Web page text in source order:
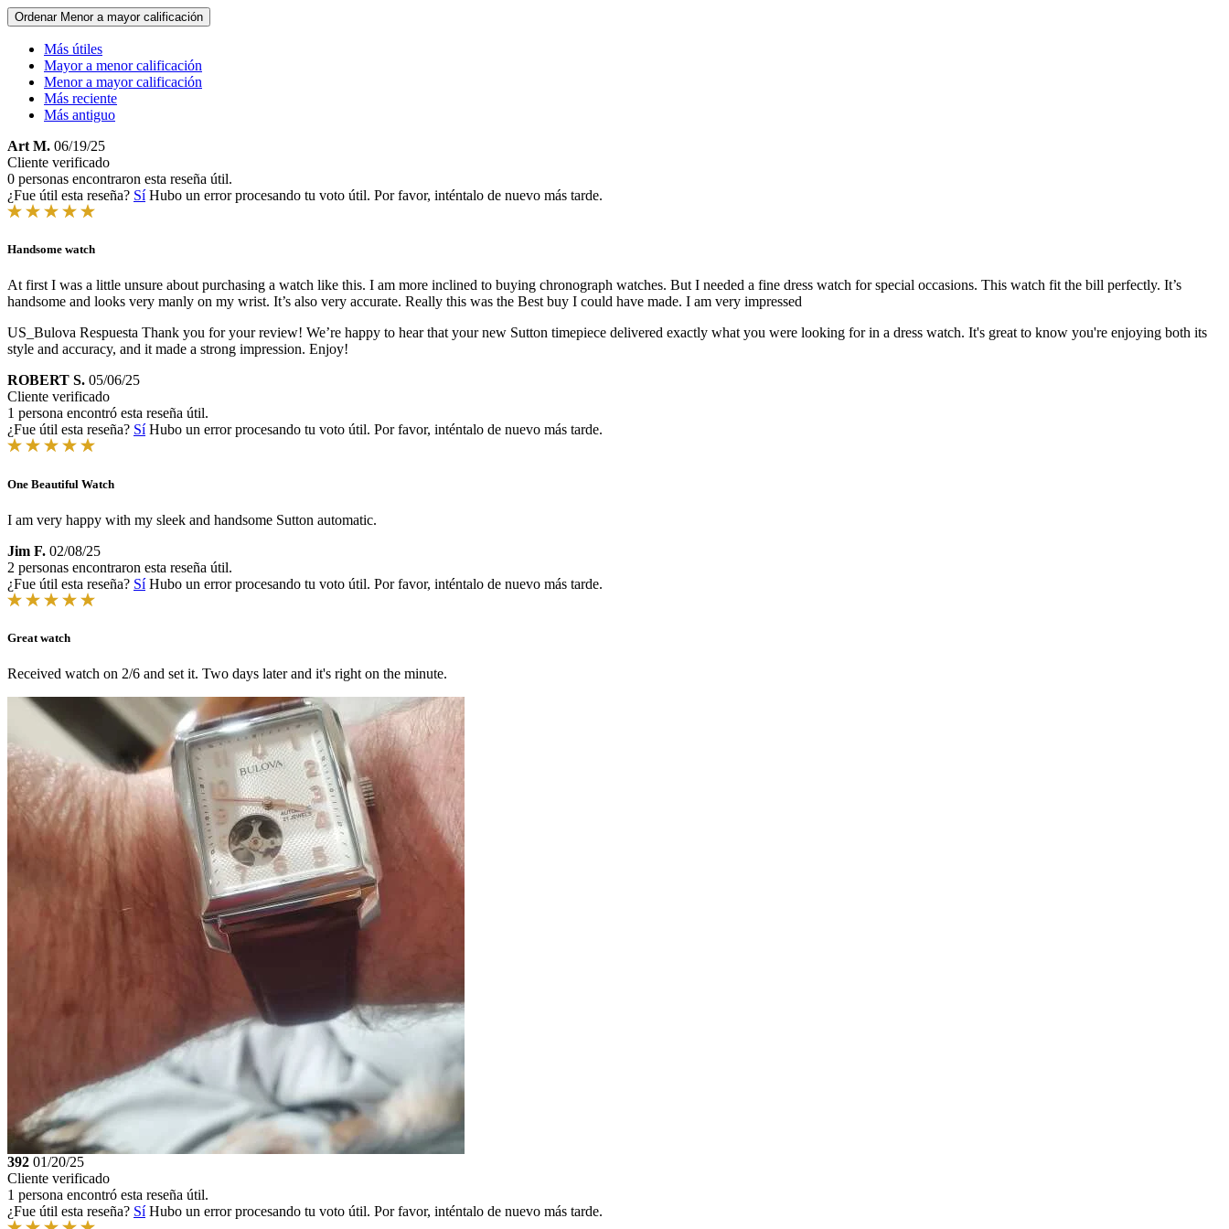
Ordenar Menor a mayor calificación
Más útiles
Mayor a menor calificación
Menor a mayor calificación
Más reciente
Más antiguo
Art M. 06/19/25
Cliente verificado
0 personas encontraron esta reseña útil.
¿Fue útil esta reseña? Sí Hubo un error procesando tu voto útil. Por favor, inténtalo de nuevo más tarde.
Handsome watch
At first I was a little unsure about purchasing a watch like this. I am more inclined to buying chronograph watches. But I needed a fine dress watch for special occasions. This watch fit the bill perfectly. It’s
handsome and looks very manly on my wrist. It’s also very accurate. Really this was the Best buy I could have made. I am very impressed
US_Bulova Respuesta Thank you for your review! We’re happy to hear that your new Sutton timepiece delivered exactly what you were looking for in a dress watch. It's great to know you're enjoying both its
style and accuracy, and it made a strong impression. Enjoy!
ROBERT S. 05/06/25
Cliente verificado
1 persona encontró esta reseña útil.
¿Fue útil esta reseña? Sí Hubo un error procesando tu voto útil. Por favor, inténtalo de nuevo más tarde.
One Beautiful Watch
I am very happy with my sleek and handsome Sutton automatic.
Jim F. 02/08/25
2 personas encontraron esta reseña útil.
¿Fue útil esta reseña? Sí Hubo un error procesando tu voto útil. Por favor, inténtalo de nuevo más tarde.
Great watch
Received watch on 2/6 and set it. Two days later and it's right on the minute.
392 01/20/25
Cliente verificado
1 persona encontró esta reseña útil.
¿Fue útil esta reseña? Sí Hubo un error procesando tu voto útil. Por favor, inténtalo de nuevo más tarde.